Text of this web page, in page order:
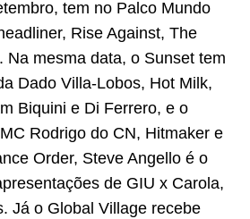
tem no Palco Mundo
Rise Against, The
Na mesma data, o Sunset tem
Dado Villa-Lobos, Hot Milk,
Biquini e Di Ferrero, e o
Rodrigo do CN, Hitmaker e
Order, Steve Angello é o
de GIU x Carola,
Já o Global Village recebe